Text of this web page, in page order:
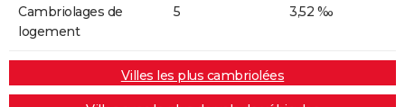
Cambriolages de
logement
5 3,52 ‰
Villes les plus cambriolées